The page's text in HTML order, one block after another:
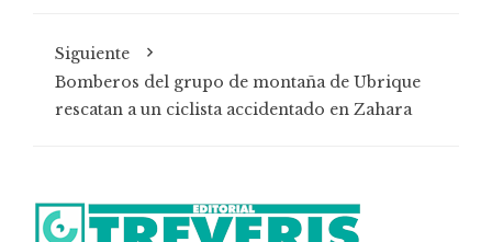
Siguiente
Bomberos del grupo de montaña de Ubrique
rescatan a un ciclista accidentado en Zahara